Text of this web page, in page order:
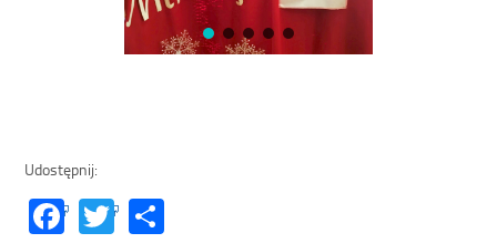
Udostępnij:
Facebook
Twitter